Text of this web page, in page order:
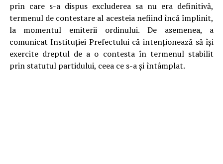
prin care s-a dispus excluderea sa nu era definitivă,
termenul de contestare al acesteia nefiind încă împlinit,
la momentul emiterii ordinului. De asemenea, a
comunicat Instituției Prefectului că intenţionează să îşi
exercite dreptul de a o contesta în termenul stabilit
prin statutul partidului, ceea ce s-a și întâmplat.